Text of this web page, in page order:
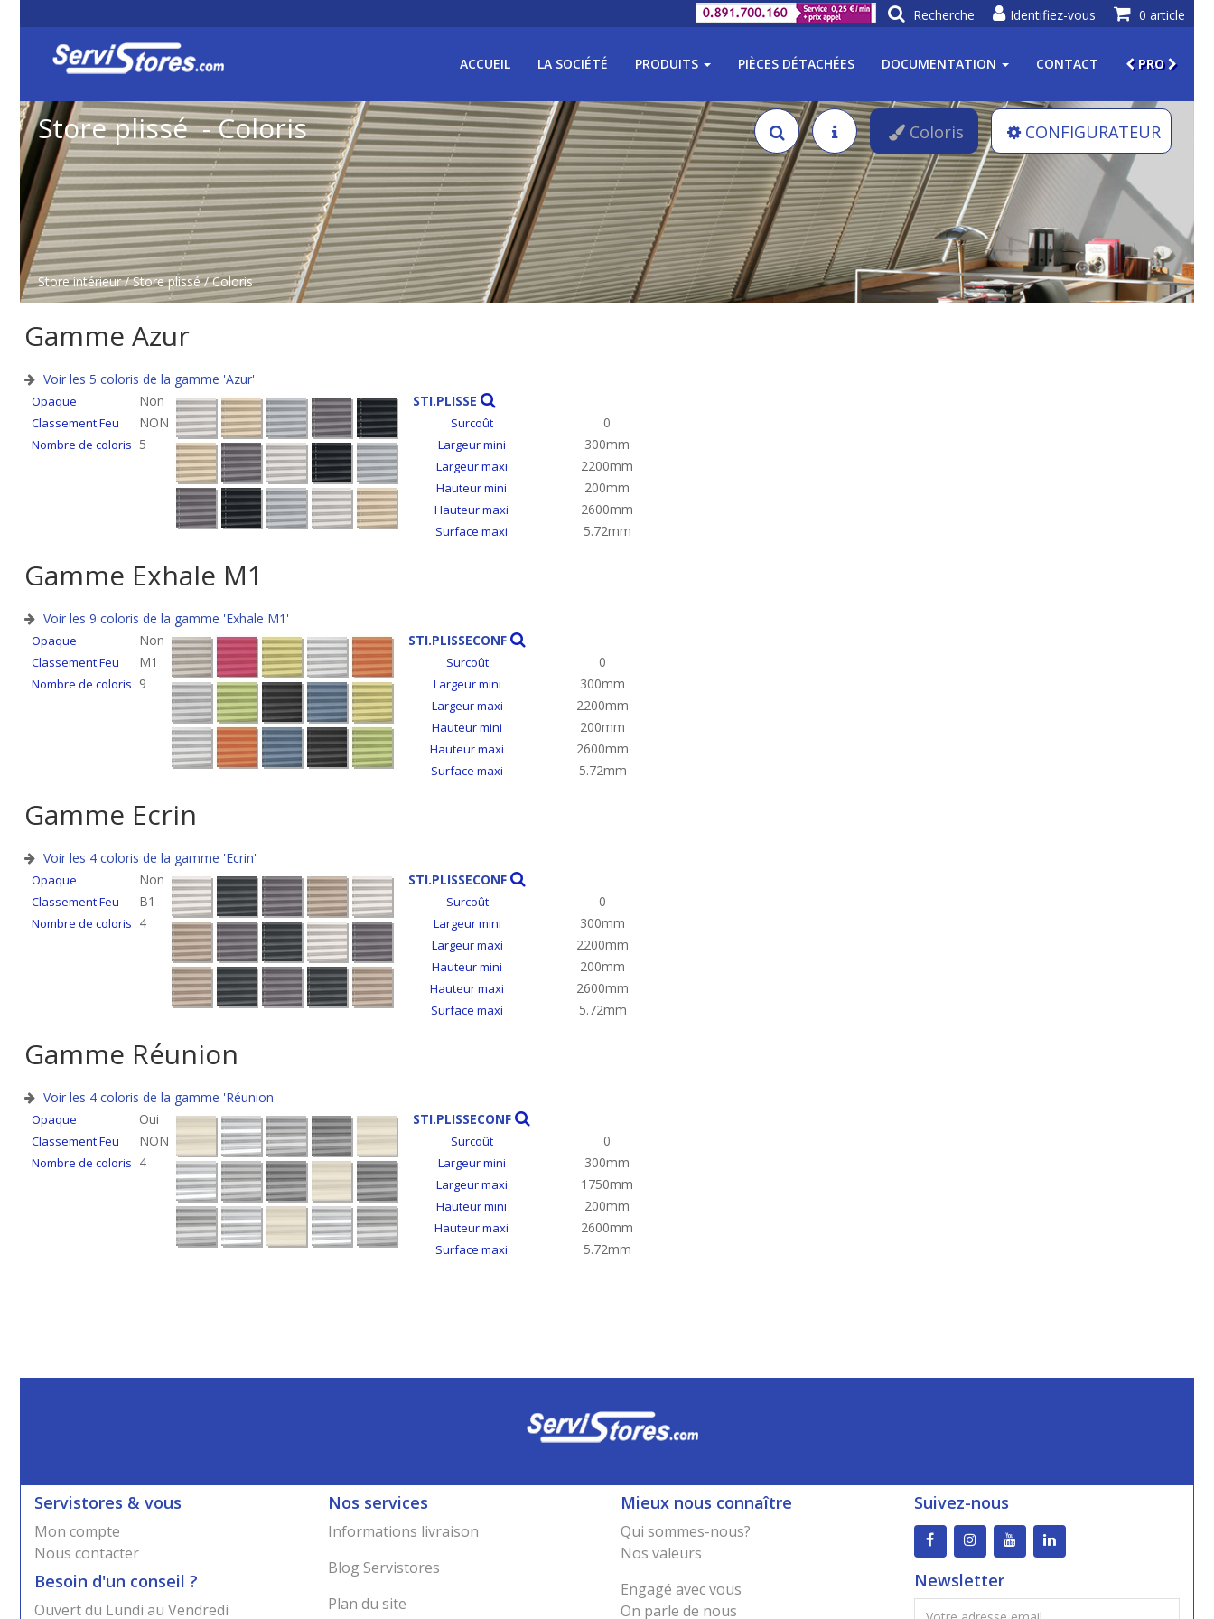
ACCUEIL LA SOCIÉTÉ PRODUITS PIÈCES DÉTACHÉES DOCUMENTATION CONTACT PRO
Store plissé - Coloris
Store intérieur /Store plissé / Coloris
Coloris CONFIGURATEUR
Gamme Azur
Voir les 5 coloris de la gamme 'Azur'
Opaque Non
Classement Feu NON
Nombre de coloris 5
STI.PLISSE
Surcoût 0
Largeur mini 300mm
Largeur maxi 2200mm
Hauteur mini 200mm
Hauteur maxi 2600mm
Surface maxi 5.72mm
Gamme Exhale M1
Voir les 9 coloris de la gamme 'Exhale M1'
Opaque Non
Classement Feu M1
Nombre de coloris 9
STI.PLISSECONF
Surcoût 0
Largeur mini 300mm
Largeur maxi 2200mm
Hauteur mini 200mm
Hauteur maxi 2600mm
Surface maxi 5.72mm
Gamme Ecrin
Voir les 4 coloris de la gamme 'Ecrin'
Opaque Non
Classement Feu B1
Nombre de coloris 4
STI.PLISSECONF
Surcoût 0
Largeur mini 300mm
Largeur maxi 2200mm
Hauteur mini 200mm
Hauteur maxi 2600mm
Surface maxi 5.72mm
Gamme Réunion
Voir les 4 coloris de la gamme 'Réunion'
Opaque Oui
Classement Feu NON
Nombre de coloris 4
STI.PLISSECONF
Surcoût 0
Largeur mini 300mm
Largeur maxi 1750mm
Hauteur mini 200mm
Hauteur maxi 2600mm
Surface maxi 5.72mm
Servistores & vous
Mon compte
Nous contacter
Besoin d'un conseil ?
Ouvert du Lundi au Vendredi
Nos services
Informations livraison
Blog Servistores
Plan du site
Mieux nous connaître
Qui sommes-nous?
Nos valeurs
Engagé avec vous
On parle de nous
Suivez-nous
Newsletter
0 article
Identifiez-vous
Recherche